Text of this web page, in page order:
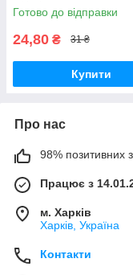
Готово до відправки
24,80 ₴ 31 ₴
Купити
Про нас
98% позитивних з
Працює з
м. Харків
Харків, Україна
Контакти